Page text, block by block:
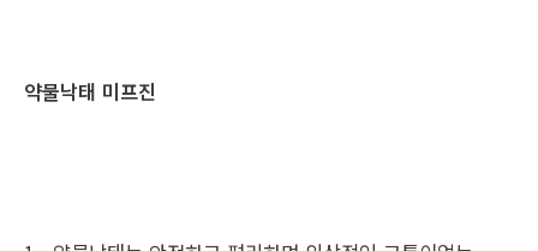
약물낙태 미프진